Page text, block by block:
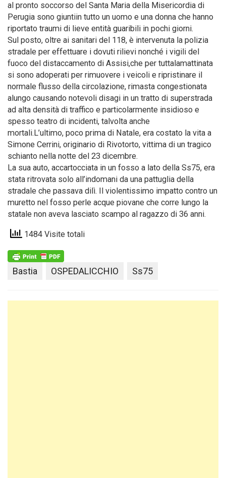
al pronto soccorso del Santa Maria della Misericordia di
Perugia sono giuntiin tutto un uomo e una donna che hanno
riportato traumi di lieve entità guaribili in pochi giorni.
Sul posto, oltre ai sanitari del 118, è intervenuta la polizia
stradale per effettuare i dovuti rilievi nonché i vigili del
fuoco del distaccamento di Assisi,che per tuttalamattinata
si sono adoperati per rimuovere i veicoli e ripristinare il
normale flusso della circolazione, rimasta congestionata
alungo causando notevoli disagi in un tratto di superstrada
ad alta densità di traffico e particolarmente insidioso e
spesso teatro di incidenti, talvolta anche
mortali.L’ultimo, poco prima di Natale, era costato la vita a
Simone Cerrini, originario di Rivotorto, vittima di un tragico
schianto nella notte del 23 dicembre.
La sua auto, accartocciata in un fosso a lato della Ss75, era
stata ritrovata solo all’indomani da una pattuglia della
stradale che passava dilì. Il violentissimo impatto contro un
muretto nel fosso perle acque piovane che corre lungo la
statale non aveva lasciato scampo al ragazzo di 36 anni.
1484 Visite totali
Bastia OSPEDALICCHIO Ss75